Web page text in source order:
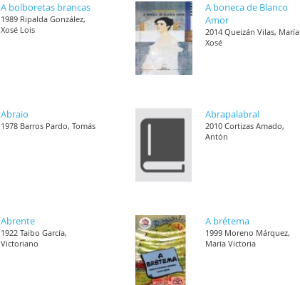
A bolboretas brancas
1989 Ripalda González,
Xosé Lois
A boneca de Blanco
Amor
2014 Queizán Vilas, María
Xosé
Abraio
1978 Barros Pardo, Tomás
Abrapalabra!
2010 Cortizas Amado,
Antón
Abrente
1922 Taibo García,
Victoriano
A brétema
1999 Moreno Márquez,
María Victoria